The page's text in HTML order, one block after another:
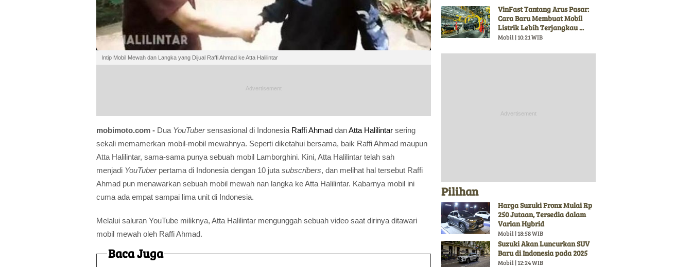
Intip Mobil Mewah dan Langka yang Dijual Raffi Ahmad ke Atta Halilintar
mobimoto.com - Dua YouTubersensasional di Indonesia Raffi Ahmad danAtta Halilintar sering
sekali memamerkan mobil-mobil mewahnya. Seperti diketahui bersama, baik Raffi Ahmad maupun
Atta Halilintar, sama-sama punya sebuah mobil Lamborghini. Kini, Atta Halilintar telah sah
menjadi YouTuberpertama di Indonesia dengan 10 juta subscribers, dan melihat hal tersebut Raffi
Ahmad pun menawarkan sebuah mobil mewah nan langka ke Atta Halilintar. Kabarnya mobil ini
cuma ada empat sampai lima unit di Indonesia.
Melalui saluran YouTube miliknya, Atta Halilintar mengunggah sebuah video saat dirinya ditawari
mobil mewah oleh Raffi Ahmad.
Baca Juga
VinFast Tantang Arus Pasar:
Cara Baru Membuat Mobil
Listrik Lebih Terjangkau ...
Mobil | 10:21 WIB
Pilihan
Harga Suzuki Fronx Mulai Rp
250 Jutaan, Tersedia dalam
Varian Hybrid
Mobil | 18:58 WIB
Suzuki Akan Luncurkan SUV
Baru di Indonesia pada 2025
Mobil | 12:24 WIB